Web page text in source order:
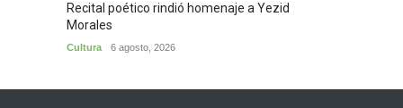
Recital poético rindió homenaje a Yezid
Morales
Cultura 6 agosto, 2026